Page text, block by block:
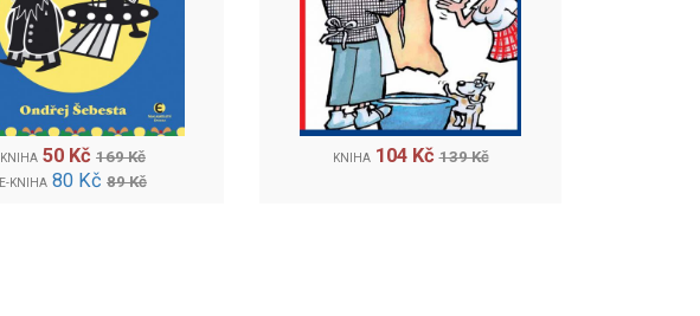
KNIHA 50 Kč 169 Kč
E-KNIHA 80 Kč 89 Kč
KNIHA 104 Kč 139 Kč